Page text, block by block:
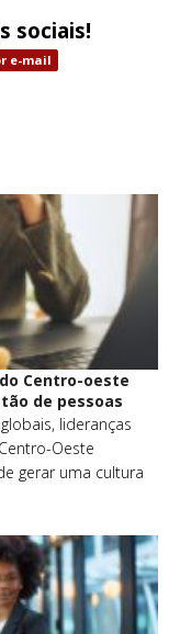
sociais!
e-mail
Centro-oeste
de pessoas
lideranças
Oeste
gerar uma cultura